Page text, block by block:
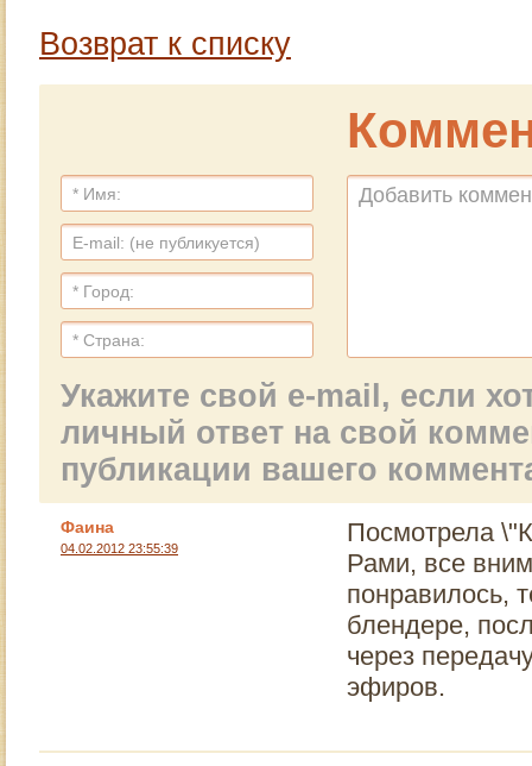
Возврат к списку
Укажите свой e-mail, если
личный ответ на свой
публикации вашего
Фаина
04.02.2012 23:55:39
Посмотрела
Рами, все
понравилось,
блендере,
через
эфиров.